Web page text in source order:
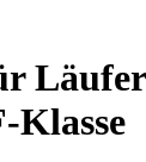
Klasse